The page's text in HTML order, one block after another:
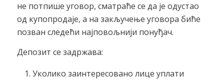
не потпише уговор, сматраће се да је одустао
од купопродаје, а на закључење уговора биће
позван следећи најповољнији понуђач.
Депозит се задржава:
Уколико заинтересовано лице уплати